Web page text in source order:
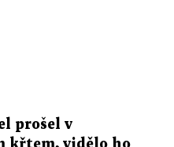
prošel v
křtem, vidělo ho